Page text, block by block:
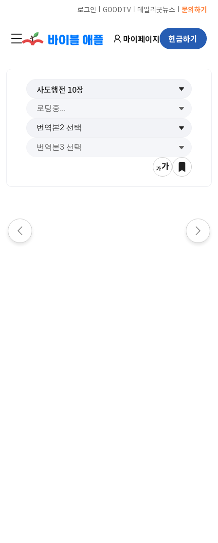
로그인 ㅣ GOODTVㅣ 데일리굿뉴스 ㅣ 문의하기
마이페이지 헌금하기
사도행전 10장